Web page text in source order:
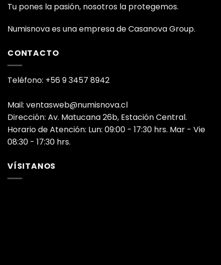
Tu pones la pasión, nosotros la protegemos.
Numisnova es una empresa de Casanova Group.
CONTACTO
Teléfono: +56 9 3457 8942
Mail: ventasweb@numisnova.cl
Dirección: Av. Matucana 26b, Estación Central.
Horario de Atención: Lun: 09:00 - 17:30 hrs. Mar - Vie
08:30 - 17:30 hrs.
VÍSITANOS